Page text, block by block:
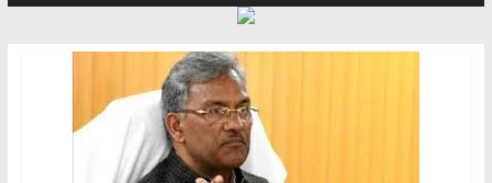
शिक्षा मंत्री धन सिंह रावत ने नवनियुक्त केन्द्रीय शिक्षा मंत्री से की मुलाकात